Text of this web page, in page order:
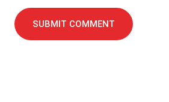
SUBMIT COMMENT